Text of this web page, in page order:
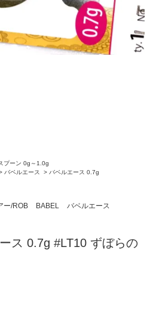
プーン 0g～1.0g
バベルエース > バベルエース 0.7g
ー/ROB BABEL
バベルエース
ス 0.7g #LT10 ずぼらの